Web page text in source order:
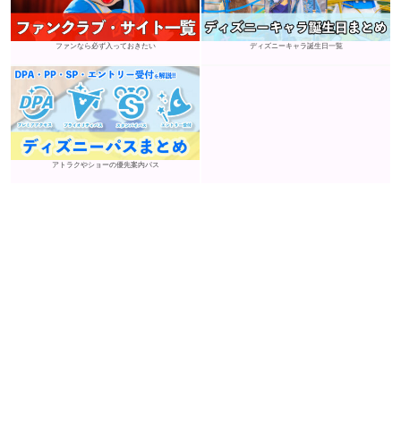
ファンなら必ず入っておきたい ディズニーキャラ誕生日一覧
アトラクやショーの優先案内パス